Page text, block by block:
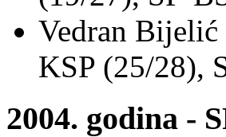
Vedran Bijelić
KSP (25/28),
2004. godina -